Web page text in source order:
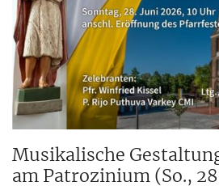
Musikalische
am Patrozinium (So.,